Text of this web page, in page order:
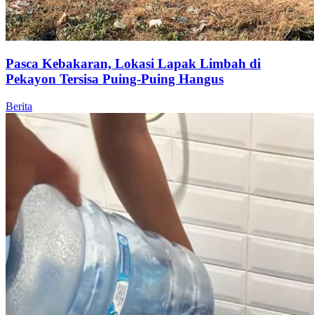
Pasca Kebakaran, Lokasi Lapak Limbah di
Pekayon Tersisa Puing-Puing Hangus
Berita